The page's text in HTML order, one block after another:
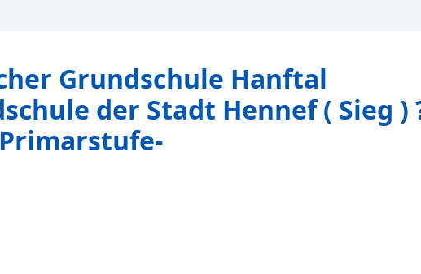
Grundschule Hanftal
der Stadt Hennef ( Sieg )
Primarstufe-